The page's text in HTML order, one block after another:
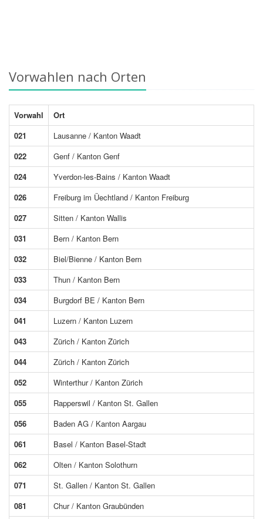
Vorwahlen nach Orten
Vorwahl
Ort
021
Lausanne / Kanton Waadt
022
Genf / Kanton Genf
024
Yverdon-les-Bains / Kanton Waadt
026
Freiburg im Üechtland / Kanton Freiburg
027
Sitten / Kanton Wallis
031
Bern / Kanton Bern
032
Biel/Bienne / Kanton Bern
033
Thun / Kanton Bern
034
Burgdorf BE / Kanton Bern
041
Luzern / Kanton Luzern
043
Zürich / Kanton Zürich
044
Zürich / Kanton Zürich
052
Winterthur / Kanton Zürich
055
Rapperswil / Kanton St. Gallen
056
Baden AG / Kanton Aargau
061
Basel / Kanton Basel-Stadt
062
Olten / Kanton Solothurn
071
St. Gallen / Kanton St. Gallen
081
Chur / Kanton Graubünden